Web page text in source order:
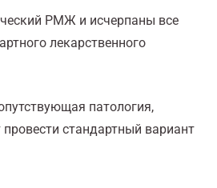
РМЖ и исчерпаны все
лекарственного
патология,
стандартный вариант